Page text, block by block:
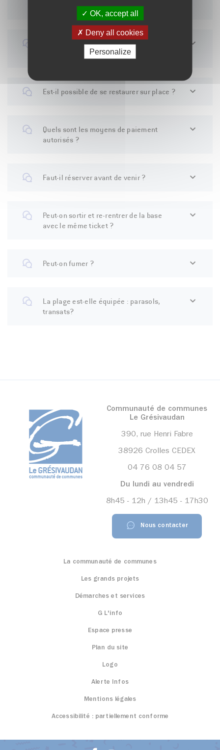
OK, accept all
Deny all cookies
Personalize
la base de loisirs ?
Y’a-t-il des tarifs de groupe pour la base
Est-il possible de se restaurer sur place ?
Quels sont les moyens de paiement
autorisés ?
Faut-il réserver avant de venir ?
Peut-on sortir et re-rentrer de la base
avec le même ticket ?
Peut-on fumer ?
La plage est-elle équipée : parasols,
transats?
Communauté de communes
Le Grésivaudan
390, rue Henri Fabre
38926 Crolles CEDEX
04 76 08 04 57
Du lundi au vendredi
8h45 - 12h / 13h45 - 17h30
Nous contacter
La communauté de communes
Les grands projets
Démarches et services
G L'info
Espace presse
Plan du site
Logo
Alerte Infos
Mentions légales
Accessibilité : partiellement conforme